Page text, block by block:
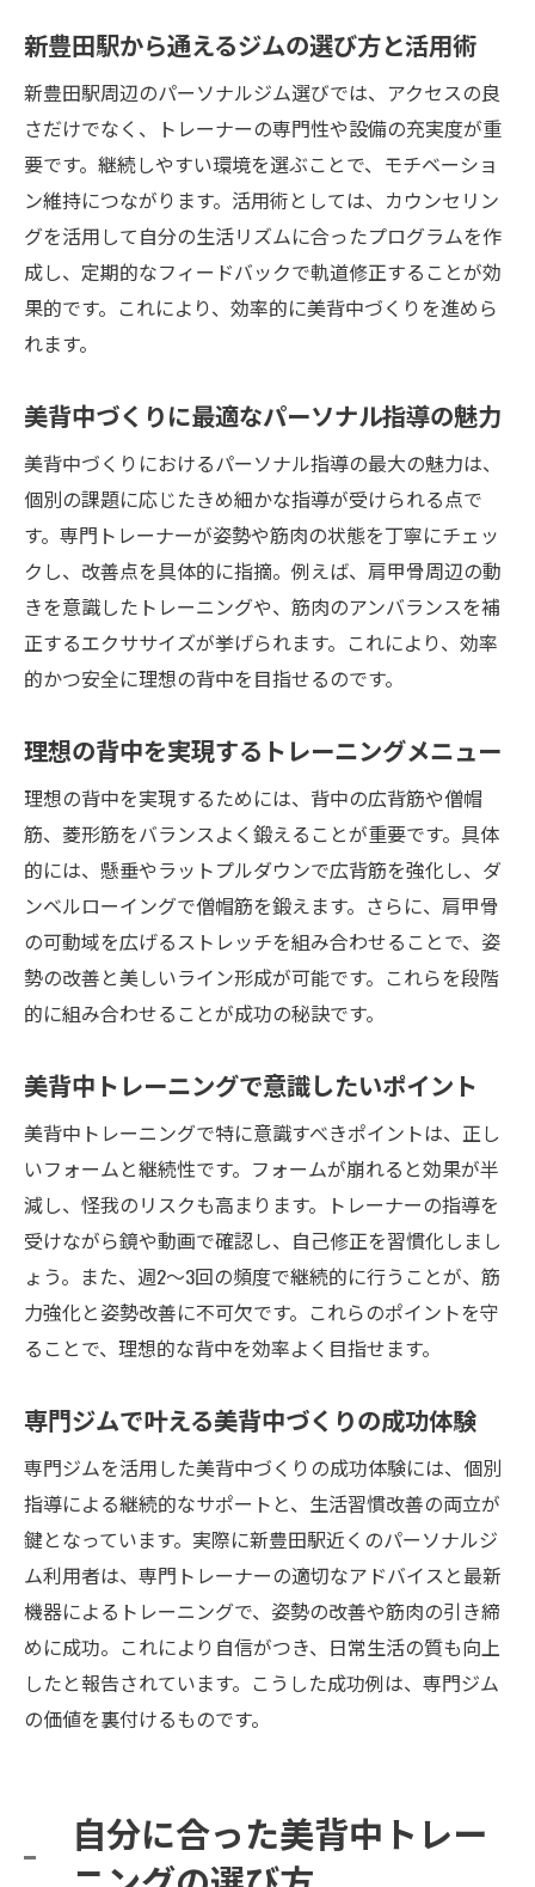
新豊田駅から通えるジムの選び方と活用術
新豊田駅周辺のパーソナルジム選びでは、アクセスの良
さだけでなく、トレーナーの専門性や設備の充実度が重
要です。継続しやすい環境を選ぶことで、モチベーショ
ン維持につながります。活用術としては、カウンセリン
グを活用して自分の生活リズムに合ったプログラムを作
成し、定期的なフィードバックで軌道修正することが効
果的です。これにより、効率的に美背中づくりを進めら
れます。
美背中づくりに最適なパーソナル指導の魅力
美背中づくりにおけるパーソナル指導の最大の魅力は、
個別の課題に応じたきめ細かな指導が受けられる点で
す。専門トレーナーが姿勢や筋肉の状態を丁寧にチェッ
クし、改善点を具体的に指摘。例えば、肩甲骨周辺の動
きを意識したトレーニングや、筋肉のアンバランスを補
正するエクササイズが挙げられます。これにより、効率
的かつ安全に理想の背中を目指せるのです。
理想の背中を実現するトレーニングメニュー
理想の背中を実現するためには、背中の広背筋や僧帽
筋、菱形筋をバランスよく鍛えることが重要です。具体
的には、懸垂やラットプルダウンで広背筋を強化し、ダ
ンベルローイングで僧帽筋を鍛えます。さらに、肩甲骨
の可動域を広げるストレッチを組み合わせることで、姿
勢の改善と美しいライン形成が可能です。これらを段階
的に組み合わせることが成功の秘訣です。
美背中トレーニングで意識したいポイント
美背中トレーニングで特に意識すべきポイントは、正し
いフォームと継続性です。フォームが崩れると効果が半
減し、怪我のリスクも高まります。トレーナーの指導を
受けながら鏡や動画で確認し、自己修正を習慣化しまし
ょう。また、週2〜3回の頻度で継続的に行うことが、筋
力強化と姿勢改善に不可欠です。これらのポイントを守
ることで、理想的な背中を効率よく目指せます。
専門ジムで叶える美背中づくりの成功体験
専門ジムを活用した美背中づくりの成功体験には、個別
指導による継続的なサポートと、生活習慣改善の両立が
鍵となっています。実際に新豊田駅近くのパーソナルジ
ム利用者は、専門トレーナーの適切なアドバイスと最新
機器によるトレーニングで、姿勢の改善や筋肉の引き締
めに成功。これにより自信がつき、日常生活の質も向上
したと報告されています。こうした成功例は、専門ジム
の価値を裏付けるものです。
自分に合った美背中トレー